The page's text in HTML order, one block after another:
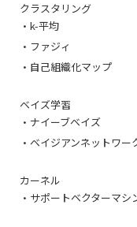
クラスタリング
・k-平均
・ファジィ
・自己組織化マップ
ベイズ学習
・ナイーブベイズ
・ベイジアンネットワー
カーネル
・サポートベクターマシ